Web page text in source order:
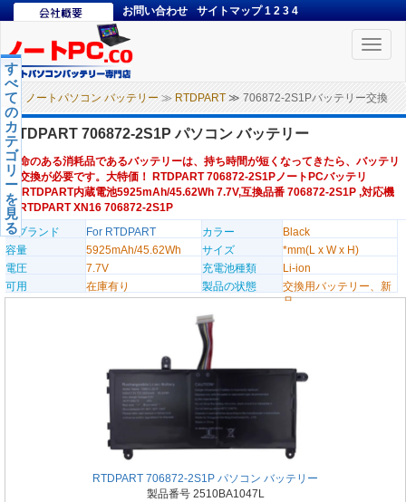
お問い合わせ サイトマップ 1 2 3 4
Toggle
ノートパソコン バッテリー ≫ RTDPART≫ 706872-2S1Pバッテリー交換
す
べ
て
の
カ
テ
ゴ
リ
ー
を
見
る
RTDPART 706872-2S1P パソコン バッテリー
寿命のある消耗品であるバッテリーは、持ち時間が短くなってきたら、バッテリ
ー交換が必要です。大特価！ RTDPART 706872-2S1PノートPCバッテリ
ー,RTDPART内蔵電池5925mAh/45.62Wh 7.7V,互換品番 706872-2S1P ,対応機
種RTDPART XN16 706872-2S1P
のブランド
For RTDPART カラー
Black
容量
5925mAh/45.62Wh サイズ
*mm(L x W x H)
電圧
7.7V 充電池種類
Li-ion
可用
在庫有り 製品の状態
交換用バッテリー、新
品
RTDPART 706872-2S1P パソコン バッテリー
製品番号 2510BA1047L